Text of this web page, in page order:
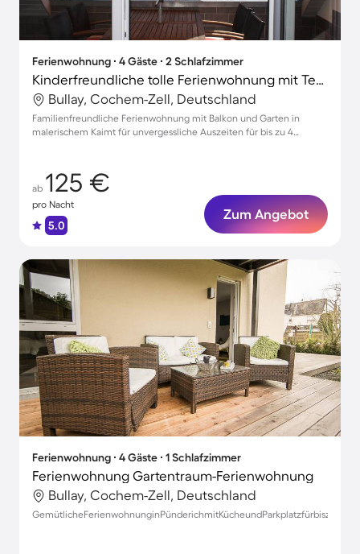
Ferienwohnung ∙ 4 Gäste ∙ 2 Schlafzimmer
Kinderfreundliche tolle Ferienwohnung mit Terrasse und Garten
Bullay, Cochem-Zell, Deutschland
Familienfreundliche Ferienwohnung mit Balkon und Garten in
malerischem Kaimt für unvergessliche Auszeiten für bis zu 4
ab 125 €
pro Nacht
5.0
Zum Angebot
Ferienwohnung ∙ 4 Gäste ∙ 1 Schlafzimmer
Ferienwohnung Gartentraum-Ferienwohnung
Bullay, Cochem-Zell, Deutschland